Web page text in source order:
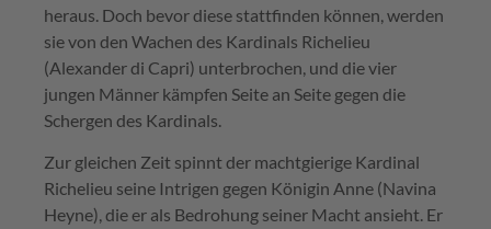
heraus. Doch bevor diese stattfinden können, werden
sie von den Wachen des Kardinals Richelieu
(Alexander di Capri) unterbrochen, und die vier
jungen Männer kämpfen Seite an Seite gegen die
Schergen des Kardinals.
Zur gleichen Zeit spinnt der machtgierige Kardinal
Richelieu seine Intrigen gegen Königin Anne (Navina
Heyne), die er als Bedrohung seiner Macht ansieht. Er